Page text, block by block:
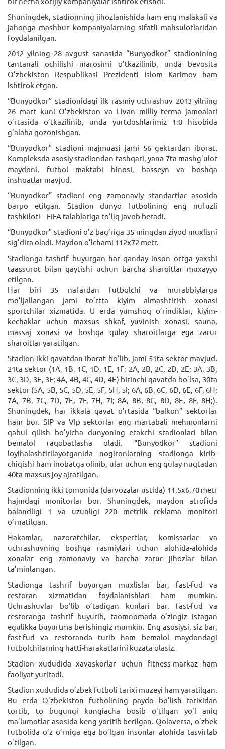
Shuningdek, stadionning jihozlanishida ham eng malakali va
jahonga mashhur kompaniyalarning sifatli mahsulotlaridan
foydalanilgan.
2012 yilning 28 avgust sanasida “Bunyodkor” stadionining
tantanali ochilishi marosimi o’tkazilinib, unda bevosita
O’zbekiston Respublikasi Prezidenti Islom Karimov ham
ishtirok etgan.
“Bunyodkor” stadionidagi ilk rasmiy uchrashuv 2013 yilning
26 mart kuni O’zbekiston va Livan milliy terma jamoalari
o’rtasida o’tkazilinib, unda yurtdoshlarimiz 1:0 hisobida
g’alaba qozonishgan.
“Bunyodkor” stadioni majmuasi jami 56 gektardan iborat.
Kompleksda asosiy stadiondan tashqari, yana 7ta mashg’ulot
maydoni, futbol maktabi binosi, basseyn va boshqa
inshoatlar mavjud.
“Bunyodkor” stadioni eng zamonaviy standartlar asosida
barpo etilgan. Stadion dunyo futbolining eng nufuzli
tashkiloti – FIFA talablariga to’liq javob beradi.
“Bunyodkor” stadioni o’z bag’riga 35 mingdan ziyod muxlisni
sig’dira oladi. Maydon o’lchami 112x72 metr.
Stadionga tashrif buyurgan har qanday inson ortga yaxshi
taassurot bilan qaytishi uchun barcha sharoitlar muxayyo
etilgan.
Har biri 35 nafardan futbolchi va murabbiylarga
mo’ljallangan jami to’rtta kiyim almashtirish xonasi
sportchilar xizmatida. U erda yumshoq o’rindiklar, kiyim-
kechaklar uchun maxsus shkaf, yuvinish xonasi, sauna,
massaj xonasi va boshqa qulay sharoitlarga ega zarur
sharoitlar yaratilgan.
Stadion ikki qavatdan iborat bo’lib, jami 51ta sektor mavjud.
21ta sektor (1A, 1B, 1C, 1D, 1E, 1F; 2A, 2B, 2C, 2D, 2E; 3A, 3B,
3C, 3D, 3E, 3F; 4A, 4B, 4C, 4D, 4E) birinchi qavatda bo’lsa, 30ta
sektor (5A, 5B, 5C, 5D, 5E, 5F, 5H, 5I; 6A, 6B, 6C, 6D, 6E, 6F, 6H;
7A, 7B, 7C, 7D, 7E, 7F, 7H, 7I; 8A, 8B, 8C, 8D, 8E, 8F, 8H;).
Shuningdek, har ikkala qavat o’rtasida “balkon” sektorlar
ham bor. SIP va VIp sektorlar eng martabali mehmonlarni
qabul qilish bo’yicha dunyoning etakchi stadionlari bilan
bemalol raqobatlasha oladi. “Bunyodkor” stadioni
loyihalashtirilayotganida nogironlarning stadionga kirib-
chiqishi ham inobatga olinib, ular uchun eng qulay nuqtadan
40ta maxsus joy ajratilgan.
Stadionning ikki tomonida (darvozalar ustida) 11,5x6,70 metr
hajmdagi monitorlar bor. Shuningdek, maydon atrofida
balandligi 1 va uzunligi 220 metrlik reklama monitori
o’rnatilgan.
Hakamlar, nazoratchilar, ekspertlar, komissarlar va
uchrashuvning boshqa rasmiylari uchun alohida-alohida
xonalar eng zamonaviy va barcha zarur jihozlar bilan
ta’minlangan.
Stadionga tashrif buyurgan muxlislar bar, fast-fud va
restoran xizmatidan foydalanishlari ham mumkin.
Uchrashuvlar bo’lib o’tadigan kunlari bar, fast-fud va
restoranga tashrif buyurib, taomnomada o’zingiz istagan
egulikka buyurtma berishingiz mumkin. Eng asosiysi, siz bar,
fast-fud va restoranda turib ham bemalol maydondagi
futbolchilarning hatti-harakatlarini kuzata olasiz.
Stadion xududida xavaskorlar uchun fitness-markaz ham
faoliyat yuritadi.
Stadion xududida o’zbek futboli tarixi muzeyi ham yaratilgan.
Bu erda O’zbekiston futbolining paydo bo’lish tarixidan
tortib, to bugungi kungiacha bosib o’tilgan yo’l aniq
ma’lumotlar asosida keng yoritib berilgan. Qolaversa, o’zbek
futbolida o’z o’rniga ega bo’lgan insonlar alohida tasvirlab
o’tilgan.